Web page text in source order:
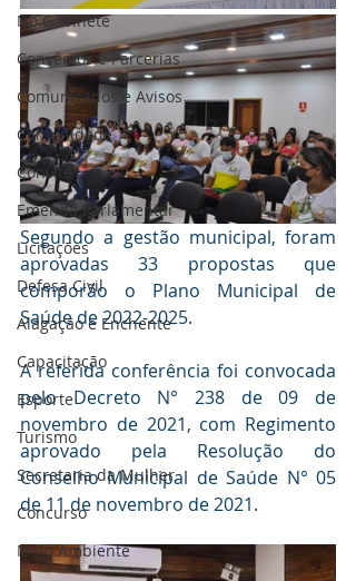
No Gabinete
Convênios e Parcerias
Comunicados e Avisos
Comunidade
Convite
Emenda Parlamentar
Licitações
Defesa Civil
Alagação e Enchente
Capacitação
Esporte
Turismo
Secretaria da Mulher
Concurso
Meio Ambiente
Segundo a gestão municipal, foram
aprovadas 33 propostas que
comporão o Plano Municipal de
Saúde de 2022-2025.
A referida conferência foi convocada
pelo Decreto N° 238 de 09 de
novembro de 2021, com Regimento
aprovado pela Resolução do
Conselho Municipal de Saúde N° 05
de 11 de novembro de 2021.